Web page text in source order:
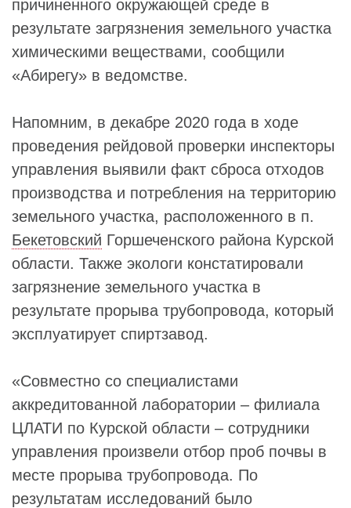
причиненного окружающей среде в
результате загрязнения земельного участка
химическими веществами, сообщили
«Абирегу» в ведомстве.
Напомним, в декабре 2020 года в ходе
проведения рейдовой проверки инспекторы
управления выявили факт сброса отходов
производства и потребления на территорию
земельного участка, расположенного в п.
Бекетовский Горшеченского района Курской
области. Также экологи констатировали
загрязнение земельного участка в
результате прорыва трубопровода, который
эксплуатирует спиртзавод.
«Совместно со специалистами
аккредитованной лаборатории – филиала
ЦЛАТИ по Курской области – сотрудники
управления произвели отбор проб почвы в
месте прорыва трубопровода. По
результатам исследований было